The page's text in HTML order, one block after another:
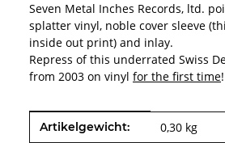
Seven Metal Inches Records, ltd.
splatter vinyl, noble cover sleeve
inside out print) and inlay.
Repress of this underrated Swiss
from 2003 on vinyl for the first time!
Produkteigenschaft
Wert
Artikelgewicht: 0,30 kg